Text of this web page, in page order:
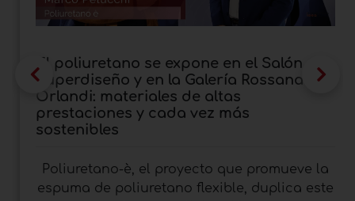
El poliuretano se expone en el Salón del
Superdiseño y en la Galería Rossana
Orlandi: materiales de altas
prestaciones y cada vez más
sostenibles
Poliuretano-è, el proyecto que promueve la
espuma de poliuretano flexible, duplica este